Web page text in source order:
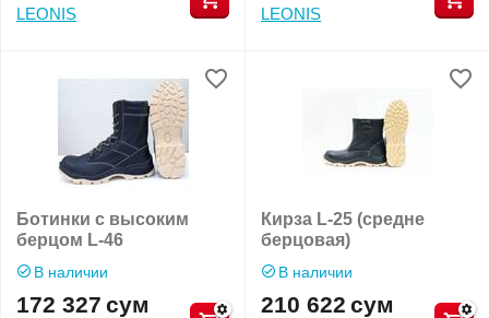
LEONIS LEONIS
Ботинки с высоким
берцом L-46
В наличии
172 327 сум
Кирза L-25 (средне
берцовая)
В наличии
210 622 сум